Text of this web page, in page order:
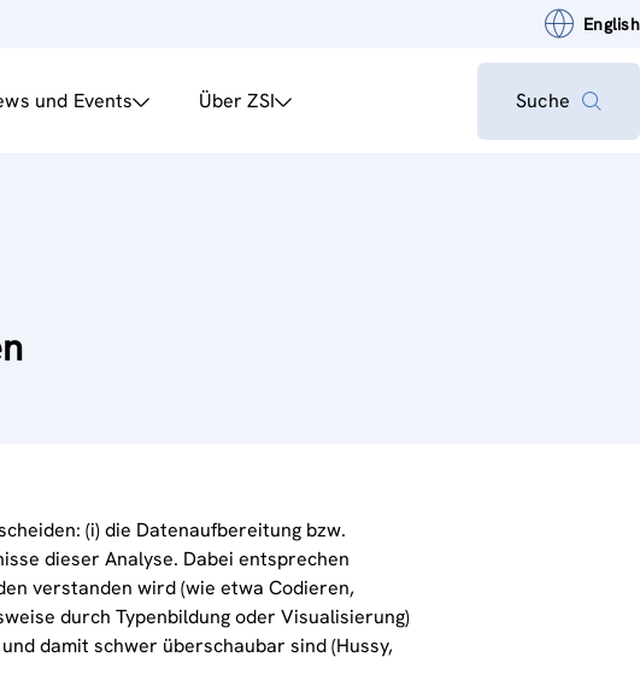
English
und Events Über ZSI Suche
(i) die Datenaufbereitung bzw.
dieser Analyse. Dabei entsprechen
verstanden wird (wie etwa Codieren,
durch Typenbildung oder Visualisierung)
damit schwer überschaubar sind (Hussy,